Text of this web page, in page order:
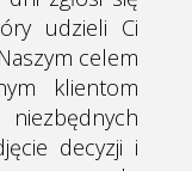
udzieli Ci
Naszym celem
klientom
decyzji i